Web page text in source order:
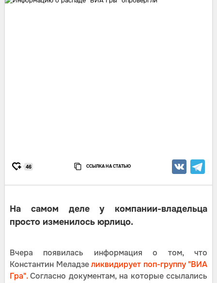
46 ССЫЛКА НА СТАТЬЮ
На самом деле у компании-владельца
просто изменилось юрлицо.
Вчера появилась информация о том, что
Константин Меладзеликвидирует поп-группу "ВИА
Гра".Согласно документам, на которые ссылались